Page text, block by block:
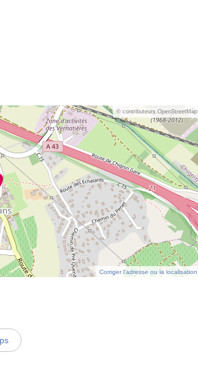
© contributeurs OpenStreetMap
Corriger l’adresse ou la localisation